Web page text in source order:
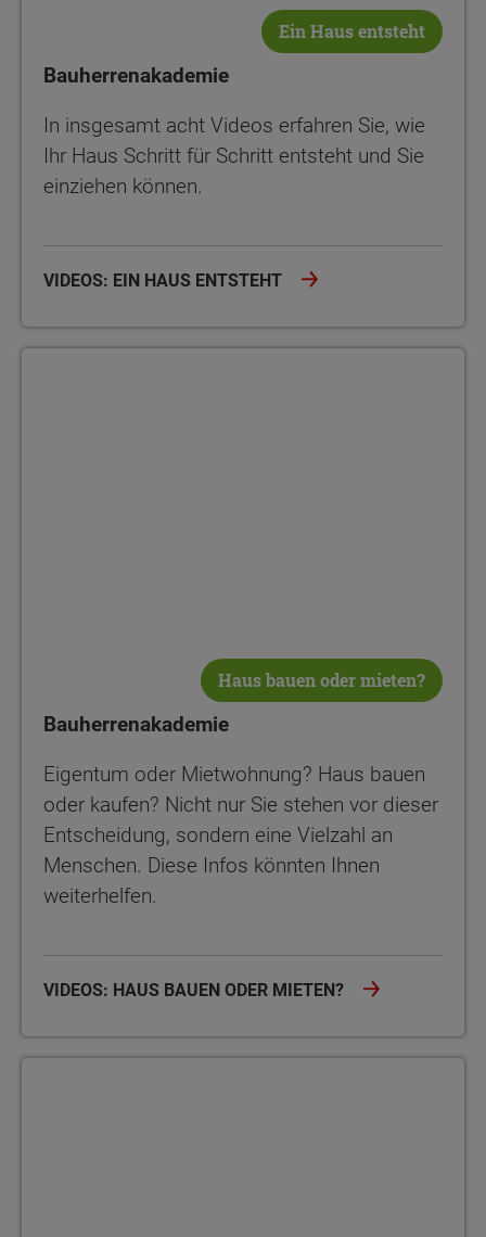
Ein Haus entsteht
Bauherrenakademie
In insgesamt acht Videos erfahren Sie, wie
Ihr Haus Schritt für Schritt entsteht und Sie
einziehen können.
VIDEOS: EIN HAUS ENTSTEHT
Haus bauen oder mieten?
Bauherrenakademie
Eigentum oder Mietwohnung? Haus bauen
oder kaufen? Nicht nur Sie stehen vor dieser
Entscheidung, sondern eine Vielzahl an
Menschen. Diese Infos könnten Ihnen
weiterhelfen.
VIDEOS: HAUS BAUEN ODER MIETEN?